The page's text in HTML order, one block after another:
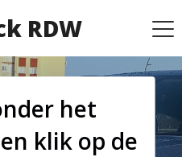
RDW
het
klik op de